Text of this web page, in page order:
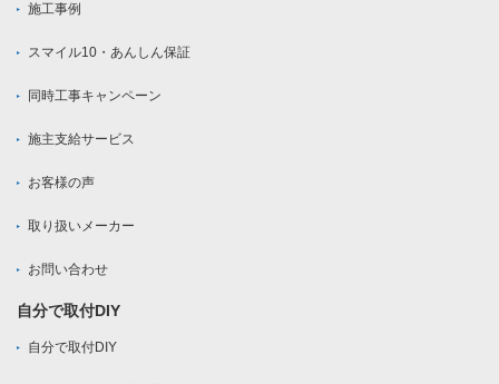
施工事例
スマイル10・あんしん保証
同時工事キャンペーン
施主支給サービス
お客様の声
取り扱いメーカー
お問い合わせ
自分で取付DIY
自分で取付DIY